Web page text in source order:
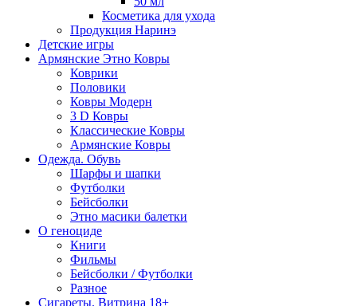
Косметика для ухода
Продукция Наринэ
Детские игры
Армянские Этно Ковры
Коврики
Половики
Ковры Модерн
3 D Ковры
Классические Ковры
Армянские Ковры
Одежда. Обувь
Шарфы и шапки
Футболки
Бейсболки
Этно масики балетки
О геноциде
Книги
Фильмы
Бейсболки / Футболки
Разное
Сигареты. Витрина 18+